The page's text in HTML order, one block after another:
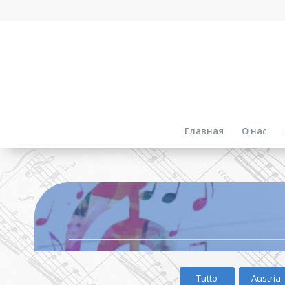
Главная О нас
Tutto Austria